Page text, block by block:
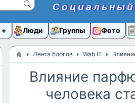
Люди Группы Фото
Лента блогов Wab IT
Влияние
человека